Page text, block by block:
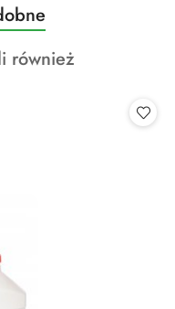
również